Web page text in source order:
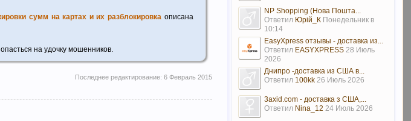
сумм на картах и их разблокировкаописана
на удочку мошенников.
Последнее редактирование: 6 Февраль 2015
NP Shopping (Нова Пошта...
Ответил Юрій_К Понедельник в
10:14
EasyXpress отзывы - доставка из...
Ответил EASYXPRESS 28 Июль
2026
Днипро -доставка из США в...
Ответил 100kk 26 Июль 2026
3axid.com - доставка з США,...
Ответил Nina_12 24 Июль 2026